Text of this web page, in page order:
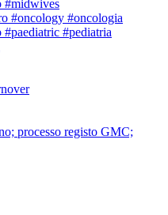
#midwives
#oncology #oncologia
#pediatria
processo registo GMC;